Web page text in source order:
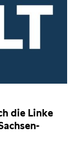
die Linke